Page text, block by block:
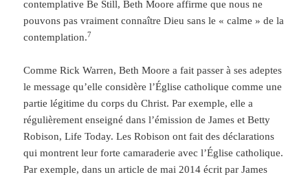
contemplative Be Still, Beth Moore affirme que nous ne
pouvons pas vraiment connaître Dieu sans le « calme » de la
contemplation.7
Comme Rick Warren, Beth Moore a fait passer à ses adeptes
le message qu’elle considère l’Église catholique comme une
partie légitime du corps du Christ. Par exemple, elle a
régulièrement enseigné dans l’émission de James et Betty
Robison, Life Today. Les Robison ont fait des déclarations
qui montrent leur forte camaraderie avec l’Église catholique.
Par exemple, dans un article de mai 2014 écrit par James